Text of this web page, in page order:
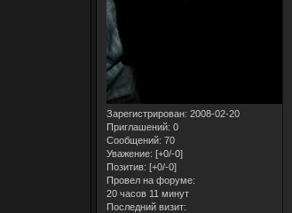
Зарегистрирован: 2008-02-20
Приглашений: 0
Сообщений: 70
Уважение: [+0/-0]
Позитив: [+0/-0]
Провел на форуме:
20 часов 11 минут
Последний визит: